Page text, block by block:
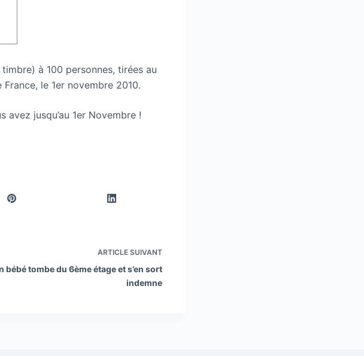
à 100 personnes, tirées au
le 1er novembre 2010.
avez jusqu’au 1er Novembre !
ARTICLE SUIVANT
bébé tombe du 6ème étage et s’en sort
indemne